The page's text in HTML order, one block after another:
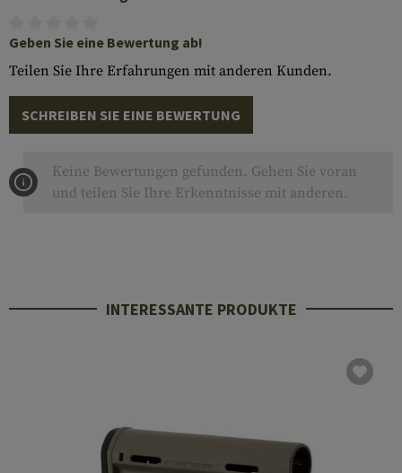
Geben Sie eine Bewertung ab!
Teilen Sie Ihre Erfahrungen mit anderen Kunden.
SCHREIBEN SIE EINE BEWERTUNG
Keine Bewertungen gefunden. Gehen Sie voran
und teilen Sie Ihre Erkenntnisse mit anderen.
INTERESSANTE PRODUKTE